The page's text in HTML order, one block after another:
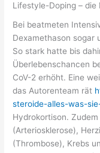
Lifestyle-Doping – die
Bei beatmeten
Dexamethason sogar
So stark hatte bis
Überlebenschancen
CoV-2 erhöht. Eine
das Autorenteam rät
steroide-alles-was-
Hydrokortison.
(Arteriosklerose),
(Thrombose), Krebs